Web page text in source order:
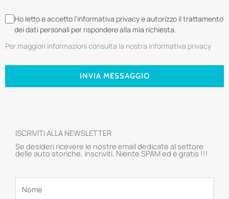
Ho letto e accetto l'informativa privacy e autorizzo il trattamento
dei dati personali per rispondere alla mia richiesta.
Per maggiori informazioni consulta la nostra informativa privacy
INVIA MESSAGGIO
ISCRIVITI ALLA NEWSLETTER
Se desideri ricevere le nostre email dedicate al settore
delle auto storiche, inscriviti. Niente SPAM ed è gratis !!!